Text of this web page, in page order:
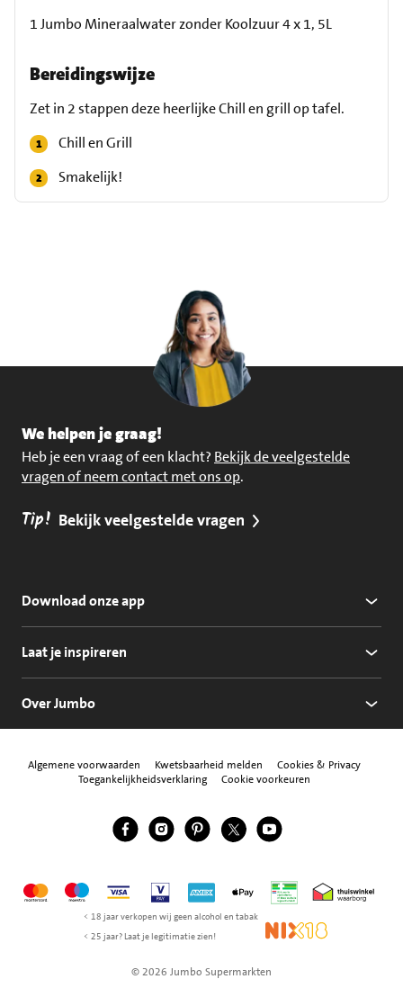
1 Jumbo Mineraalwater zonder Koolzuur 4 x 1, 5L
Bereidingswijze
Zet in 2 stappen deze heerlijke Chill en grill op tafel.
Chill en Grill
Smakelijk!
We helpen je graag!
Heb je een vraag of een klacht? Bekijk de veelgestelde
vragen of neem contact met ons op.
Tip! Bekijk veelgestelde vragen
Download onze app
Laat je inspireren
Over Jumbo
Algemene voorwaarden Kwetsbaarheid melden
Cookies & Privacy
Toegankelijkheidsverklaring
Cookie voorkeuren
Volg ons
Jumbo Facebook
Jumbo Instagram
Jumbo Pinterest
Jumbo Twitter
Jumbo YouTube
MastercardMaestroVisa Vpay American Express
Apple Pay Thuiswinkel
< 18 jaar verkopen wij geen alcohol en tabak
< 25 jaar? Laat je legitimatie zien!
NIX18
© 2026 Jumbo Supermarkten